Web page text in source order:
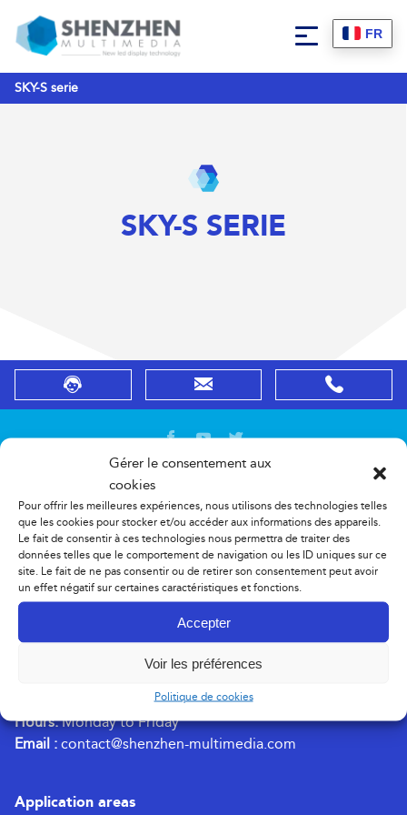
Gérer le consentement aux
cookies
Pour offrir les meilleures expériences, nous utilisons des technologies telles
que les cookies pour stocker et/ou accéder aux informations des appareils.
Le fait de consentir à ces technologies nous permettra de traiter des
données telles que le comportement de navigation ou les ID uniques sur ce
site. Le fait de ne pas consentir ou de retirer son consentement peut avoir
un effet négatif sur certaines caractéristiques et fonctions.
Accepter
Voir les préférences
Politique de cookies
FR
SKY-S serie
SKY-S SERIE
SHENZHEN MULTIMEDIA® SAS
Parc d’activités du Favier
133 Chemin de Beauversant – Bâtiment D
+33 (0)4 72 77 98 38
Hours:Monday to Friday
Email : contact@shenzhen-multimedia.com
Application areas